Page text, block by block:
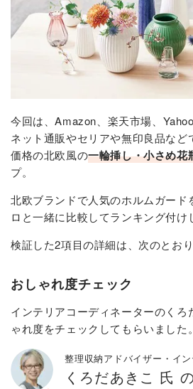
今回は、Amazon、楽天市場、
ネット通販やセリアや無印良品など
価格の北欧風の一輪挿し・小さめ花
プ。
北欧ブランドで人気のホルムガード
ロと一緒に比較してランキング付け
検証した2項目の詳細は、次のとおり
おしゃれ度チェック
インテリアコーディネーターのくろ
ゃれ度をチェックしてもらいました。
整理収納アドバイザー・イ
くろだあきこ 氏